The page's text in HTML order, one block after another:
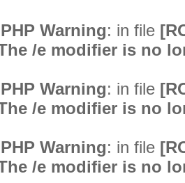
Warning: in file
/e modifier is no
Warning: in file
/e modifier is no
Warning: in file
/e modifier is no